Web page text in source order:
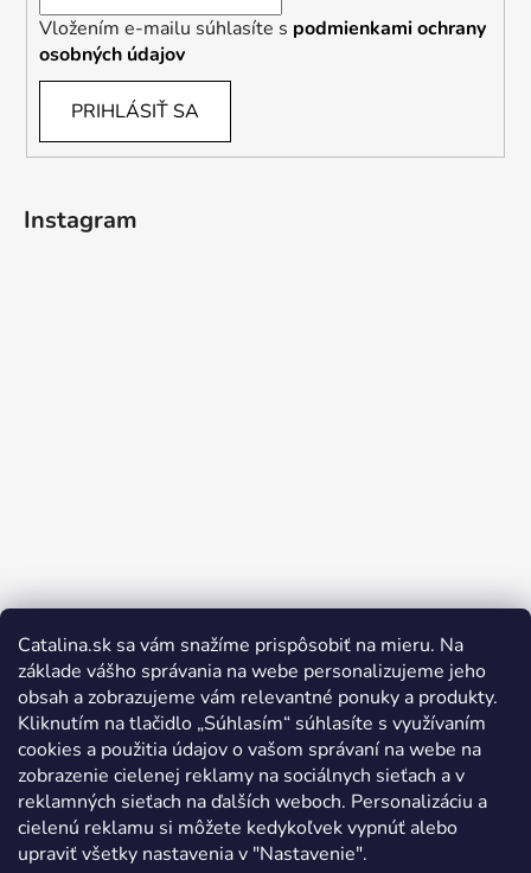
Catalina.sk sa vám snažíme prispôsobiť na mieru. Na
základe vášho správania na webe personalizujeme jeho
obsah a zobrazujeme vám relevantné ponuky a produkty.
Kliknutím na tlačidlo „Súhlasím“ súhlasíte s využívaním
cookies a použitia údajov o vašom správaní na webe na
zobrazenie cielenej reklamy na sociálnych sieťach a v
reklamných sieťach na ďalších weboch. Personalizáciu a
cielenú reklamu si môžete kedykoľvek vypnúť alebo
upraviť všetky nastavenia v "Nastavenie".
Vložením e-mailu súhlasíte s podmienkami ochrany
osobných údajov
PRIHLÁSIŤ SA
Instagram
Sledovať na Instagrame